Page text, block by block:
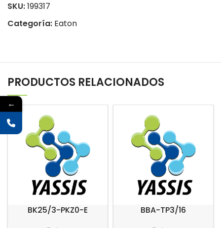
SKU:199317
Categoría: Eaton
PRODUCTOS RELACIONADOS
BK25/3-PKZ0-E
BBA-TP3/16
←